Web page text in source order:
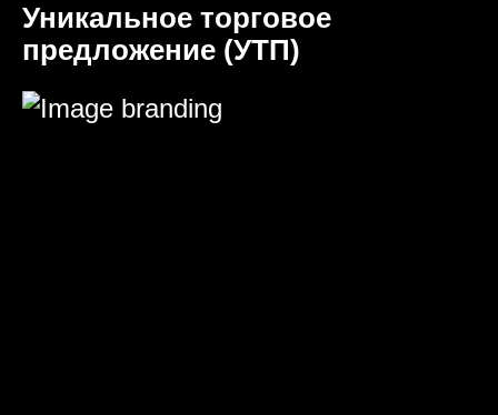
Уникальное торговое
предложение (УТП)